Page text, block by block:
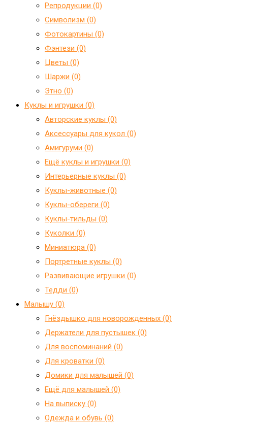
Репродукции (0)
Символизм (0)
Фотокартины (0)
Фэнтези (0)
Цветы (0)
Шаржи (0)
Этно (0)
Куклы и игрушки (0)
Авторские куклы (0)
Аксессуары для кукол (0)
Амигуруми (0)
Ещё куклы и игрушки (0)
Интерьерные куклы (0)
Куклы-животные (0)
Куклы-обереги (0)
Куклы-тильды (0)
Куколки (0)
Миниатюра (0)
Портретные куклы (0)
Развивающие игрушки (0)
Тедди (0)
Малышу (0)
Гнёздышко для новорожденных (0)
Держатели для пустышек (0)
Для воспоминаний (0)
Для кроватки (0)
Домики для малышей (0)
Ещё для малышей (0)
На выписку (0)
Одежда и обувь (0)